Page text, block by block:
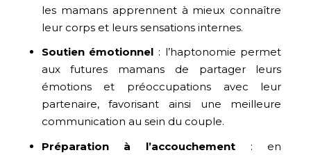
les mamans apprennent à mieux connaître
leur corps et leurs sensations internes.
Soutien émotionnel : l’haptonomie permet
aux futures mamans de partager leurs
émotions et préoccupations avec leur
partenaire, favorisant ainsi une meilleure
communication au sein du couple.
Préparation à l’accouchement : en